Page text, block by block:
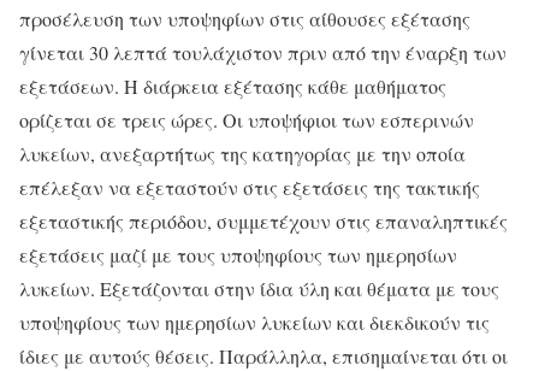
προσέλευση των υποψηφίων στις αίθουσες εξέτασης
γίνεται 30 λεπτά τουλάχιστον πριν από την έναρξη των
εξετάσεων. Η διάρκεια εξέτασης κάθε μαθήματος
ορίζεται σε τρεις ώρες. Οι υποψήφιοι των εσπερινών
λυκείων, ανεξαρτήτως της κατηγορίας με την οποία
επέλεξαν να εξεταστούν στις εξετάσεις της τακτικής
εξεταστικής περιόδου, συμμετέχουν στις επαναληπτικές
εξετάσεις μαζί με τους υποψηφίους των ημερησίων
λυκείων. Εξετάζονται στην ίδια ύλη και θέματα με τους
υποψηφίους των ημερησίων λυκείων και διεκδικούν τις
ίδιες με αυτούς θέσεις. Παράλληλα, επισημαίνεται ότι οι